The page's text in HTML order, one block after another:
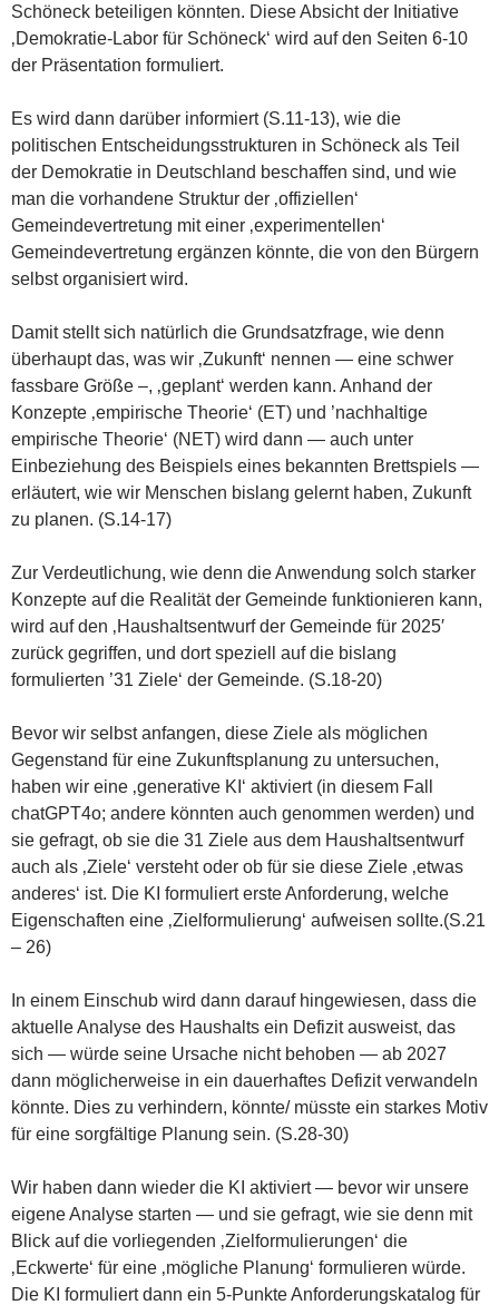
Schöneck beteiligen könnten. Diese Absicht der Initiative
‚Demokratie-Labor für Schöneck‘ wird auf den Seiten 6-10
der Präsentation formuliert.
Es wird dann darüber informiert (S.11-13), wie die
politischen Entscheidungsstrukturen in Schöneck als Teil
der Demokratie in Deutschland beschaffen sind, und wie
man die vorhandene Struktur der ‚offiziellen‘
Gemeindevertretung mit einer ‚experimentellen‘
Gemeindevertretung ergänzen könnte, die von den Bürgern
selbst organisiert wird.
Damit stellt sich natürlich die Grundsatzfrage, wie denn
überhaupt das, was wir ‚Zukunft‘ nennen — eine schwer
fassbare Größe –, ‚geplant‘ werden kann. Anhand der
Konzepte ‚empirische Theorie‘ (ET) und ’nachhaltige
empirische Theorie‘ (NET) wird dann — auch unter
Einbeziehung des Beispiels eines bekannten Brettspiels —
erläutert, wie wir Menschen bislang gelernt haben, Zukunft
zu planen. (S.14-17)
Zur Verdeutlichung, wie denn die Anwendung solch starker
Konzepte auf die Realität der Gemeinde funktionieren kann,
wird auf den ‚Haushaltsentwurf der Gemeinde für 2025′
zurück gegriffen, und dort speziell auf die bislang
formulierten ’31 Ziele‘ der Gemeinde. (S.18-20)
Bevor wir selbst anfangen, diese Ziele als möglichen
Gegenstand für eine Zukunftsplanung zu untersuchen,
haben wir eine ‚generative KI‘ aktiviert (in diesem Fall
chatGPT4o; andere könnten auch genommen werden) und
sie gefragt, ob sie die 31 Ziele aus dem Haushaltsentwurf
auch als ‚Ziele‘ versteht oder ob für sie diese Ziele ‚etwas
anderes‘ ist. Die KI formuliert erste Anforderung, welche
Eigenschaften eine ‚Zielformulierung‘ aufweisen sollte.(S.21
– 26)
In einem Einschub wird dann darauf hingewiesen, dass die
aktuelle Analyse des Haushalts ein Defizit ausweist, das
sich — würde seine Ursache nicht behoben — ab 2027
dann möglicherweise in ein dauerhaftes Defizit verwandeln
könnte. Dies zu verhindern, könnte/ müsste ein starkes Motiv
für eine sorgfältige Planung sein. (S.28-30)
Wir haben dann wieder die KI aktiviert — bevor wir unsere
eigene Analyse starten — und sie gefragt, wie sie denn mit
Blick auf die vorliegenden ‚Zielformulierungen‘ die
‚Eckwerte‘ für eine ‚mögliche Planung‘ formulieren würde.
Die KI formuliert dann ein 5-Punkte Anforderungskatalog für